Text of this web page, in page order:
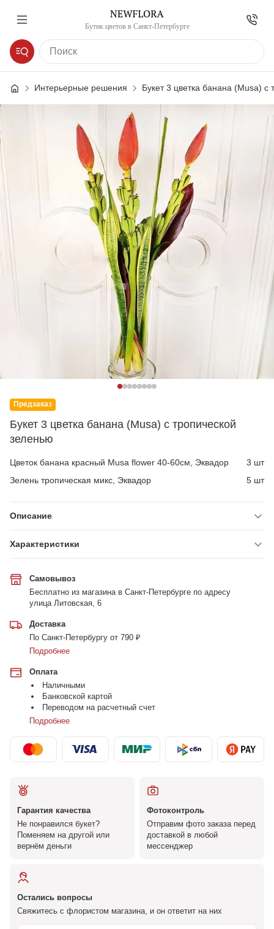
Бутик цветов в Санкт-Петербурге
Интерьерные решения Букет 3 цветка банана (Musa) с
Предзаказ
Букет 3 цветка банана (Musa) с тропической
зеленью
Цветок банана красный Musa flower 40-60см, Эквадор
3 шт
Зелень тропическая микс, Эквадор
5 шт
Описание
Характеристики
Самовывоз
Бесплатно из магазина в Санкт-Петербурге по адресу
улица Литовская, 6
Доставка
По Санкт-Петербургу от 790 ₽
Подробнее
Оплата
Наличными
Банковской картой
Переводом на расчетный счет
Подробнее
Гарантия качества
Не понравился букет?
Поменяем на другой или
вернём деньги
Фотоконтроль
Отправим фото заказа перед
доставкой в любой
мессенджер
Остались вопросы
Свяжитесь с флористом магазина, и он ответит на них